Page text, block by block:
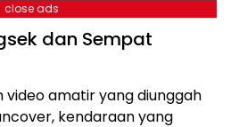
close ads
dan Sempat
amatir yang diunggah
kendaraan yang